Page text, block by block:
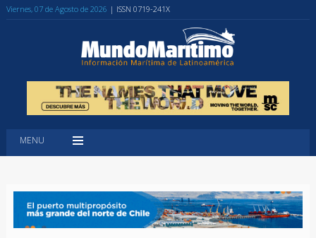
Viernes, 07 de Agosto de 2026 | ISSN 0719-241X
MENU